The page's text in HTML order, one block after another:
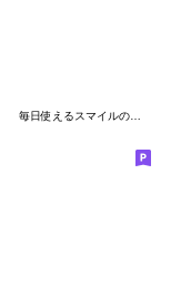
毎日使えるスマイルの絵文字スタンプ